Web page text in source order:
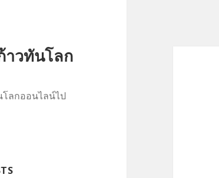
วทันโลก
ลกออนไลน์ไป